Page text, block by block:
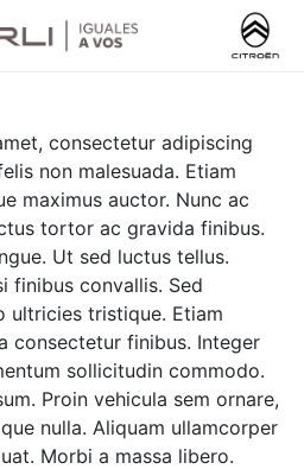
consectetur adipiscing
non malesuada. Etiam
maximus auctor. Nunc ac
tortor ac gravida finibus.
Ut sed luctus tellus.
finibus convallis. Sed
ultricies tristique. Etiam
consectetur finibus. Integer
sollicitudin commodo.
Proin vehicula sem ornare,
nulla. Aliquam ullamcorper
Morbi a massa libero.